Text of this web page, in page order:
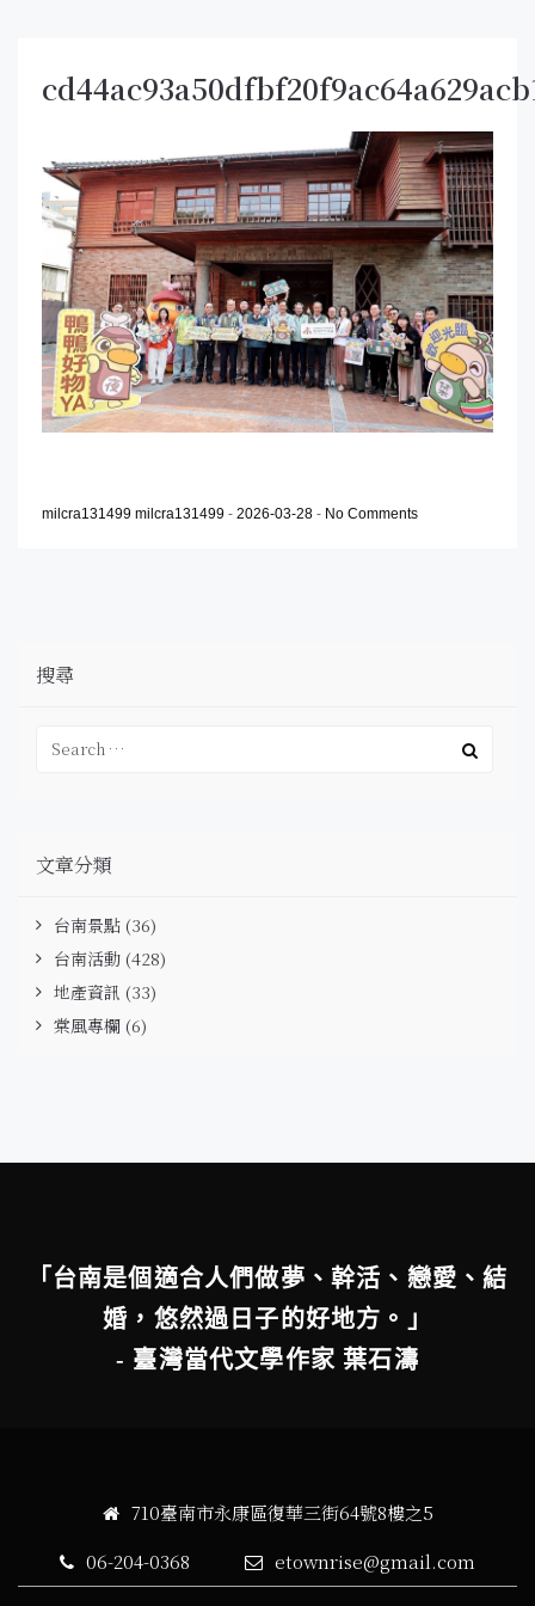
milcra131499 milcra131499 - 2026-03-28 - No Comments
搜尋
文章分類
台南景點 (36)
台南活動 (428)
地產資訊 (33)
棠風專欄 (6)
「台南是個適合人們做夢、幹活、戀愛、結
婚，悠然過日子的好地方。」
- 臺灣當代文學作家 葉石濤
710臺南市永康區復華三街64號8樓之5
06-204-0368
etownrise@gmail.com